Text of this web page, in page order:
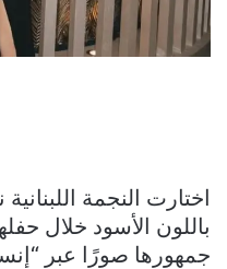
اختارت النجمة
باللون الأسود خلال
جمهورها صورًا عبر